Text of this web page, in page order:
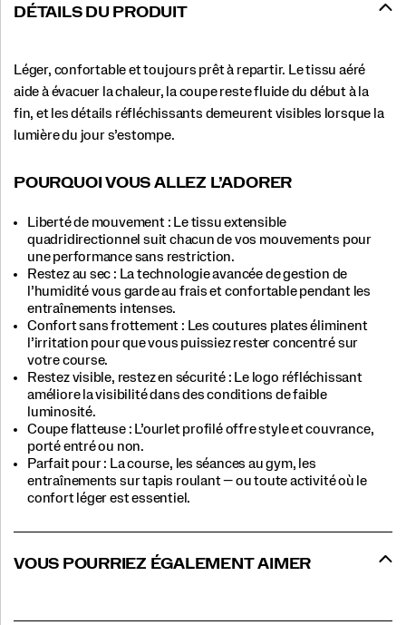
DÉTAILS DU PRODUIT
Léger, confortable et toujours prêt à repartir. Le tissu aéré
aide à évacuer la chaleur, la coupe reste fluide du début à la
fin, et les détails réfléchissants demeurent visibles lorsque la
lumière du jour s’estompe.
POURQUOI VOUS ALLEZ L’ADORER​
Liberté de mouvement : Le tissu extensible
quadridirectionnel suit chacun de vos mouvements pour
une performance sans restriction.
Restez au sec : La technologie avancée de gestion de
l’humidité vous garde au frais et confortable pendant les
entraînements intenses.​
Confort sans frottement : Les coutures plates éliminent
l’irritation pour que vous puissiez rester concentré sur
votre course.​
Restez visible, restez en sécurité : Le logo réfléchissant
améliore la visibilité dans des conditions de faible
luminosité.​
Coupe flatteuse : L’ourlet profilé offre style et couvrance,
porté entré ou non.​
Parfait pour :​ La course, les séances au gym, les
entraînements sur tapis roulant — ou toute activité où le
confort léger est essentiel.​
VOUS POURRIEZ ÉGALEMENT AIMER